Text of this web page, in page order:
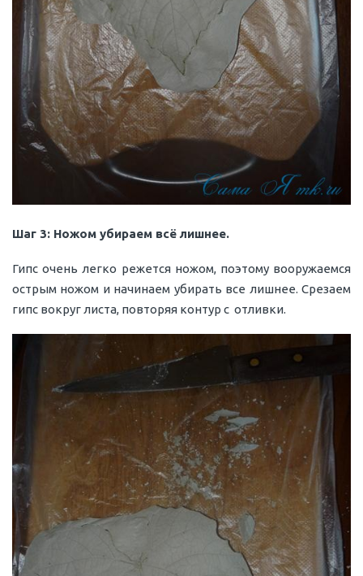
Шаг 3: Ножом убираем всё лишнее.
Гипс очень легко режется ножом, поэтому вооружаемся
острым ножом и начинаем убирать все лишнее. Срезаем
гипс вокруг листа, повторяя контур с отливки.